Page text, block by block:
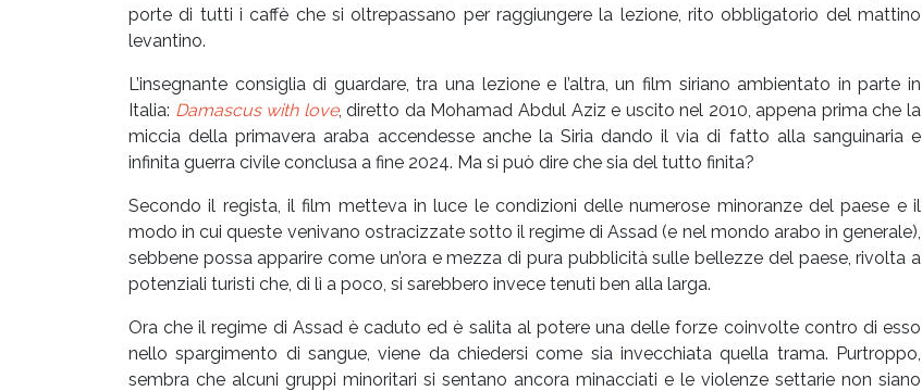
porte di tutti i caffè che si oltrepassano per raggiungere la lezione, rito obbligatorio del mattino
levantino.
L’insegnante consiglia di guardare, tra una lezione e l’altra, un film siriano ambientato in parte in
Italia: Damascus with love, diretto da Mohamad Abdul Aziz e uscito nel 2010, appena prima che la
miccia della primavera araba accendesse anche la Siria dando il via di fatto alla sanguinaria e
infinita guerra civile conclusa a fine 2024. Ma si può dire che sia del tutto finita?
Secondo il regista, il film metteva in luce le condizioni delle numerose minoranze del paese e il
modo in cui queste venivano ostracizzate sotto il regime di Assad (e nel mondo arabo in generale),
sebbene possa apparire come un’ora e mezza di pura pubblicità sulle bellezze del paese, rivolta a
potenziali turisti che, di lì a poco, si sarebbero invece tenuti ben alla larga.
Ora che il regime di Assad è caduto ed è salita al potere una delle forze coinvolte contro di esso
nello spargimento di sangue, viene da chiedersi come sia invecchiata quella trama. Purtroppo,
sembra che alcuni gruppi minoritari si sentano ancora minacciati e le violenze settarie non siano